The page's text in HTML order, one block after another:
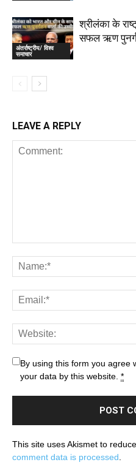
अंतर्राष्ट्रीय/ विश्व
समाचार
श्रीलंका के
सफल ऋण
LEAVE A REPLY
By using this form you agree
your data by this website. *
This site uses Akismet to
comment data is processed